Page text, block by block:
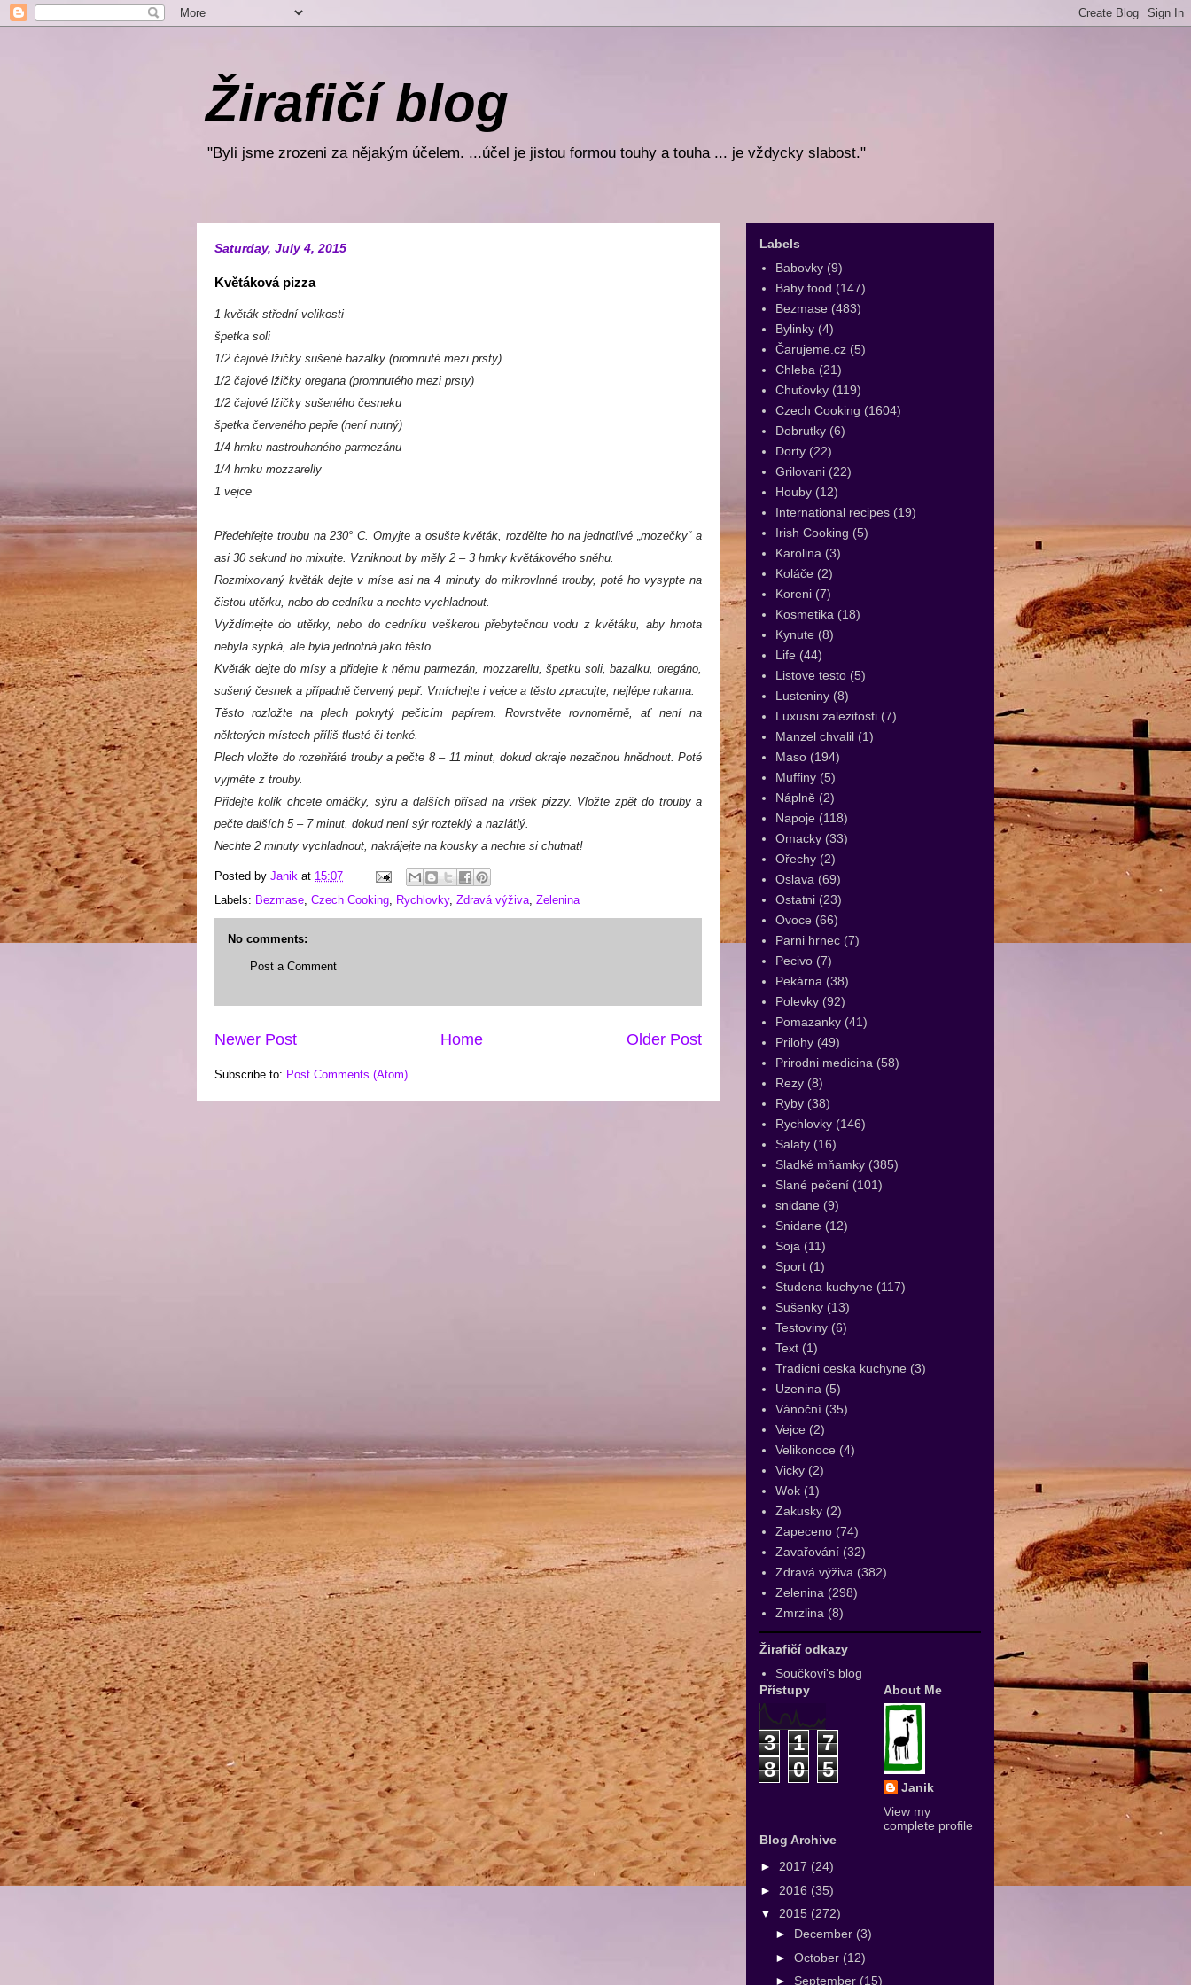
Žirafičí blog
"Byli jsme zrozeni za nějakým účelem. ...účel je jistou formou touhy a touha ... je vždycky slabost."
Saturday, July 4, 2015
Květáková pizza
1 květák střední velikosti
špetka soli
1/2 čajové lžičky sušené bazalky (promnuté mezi prsty)
1/2 čajové lžičky oregana (promnutého mezi prsty)
1/2 čajové lžičky sušeného česneku
špetka červeného pepře (není nutný)
1/4 hrnku nastrouhaného parmezánu
1/4 hrnku mozzarelly
1 vejce
Předehřejte troubu na 230° C. Omyjte a osušte květák, rozdělte ho na jednotlivé „mozečky“ a
asi 30 sekund ho mixujte. Vzniknout by měly 2 – 3 hrnky květákového sněhu.
Rozmixovaný květák dejte v míse asi na 4 minuty do mikrovlnné trouby, poté ho vysypte na
čistou utěrku, nebo do cedníku a nechte vychladnout.
Vyždímejte do utěrky, nebo do cedníku veškerou přebytečnou vodu z květáku, aby hmota
nebyla sypká, ale byla jednotná jako těsto.
Květák dejte do mísy a přidejte k němu parmezán, mozzarellu, špetku soli, bazalku, oregáno,
sušený česnek a případně červený pepř. Vmíchejte i vejce a těsto zpracujte, nejlépe rukama.
Těsto rozložte na plech pokrytý pečicím papírem. Rovrstvěte rovnoměrně, ať není na
některých místech příliš tlusté či tenké.
Plech vložte do rozehřáté trouby a pečte 8 – 11 minut, dokud okraje nezačnou hnědnout. Poté
vyjměte z trouby.
Přidejte kolik chcete omáčky, sýru a dalších přísad na vršek pizzy. Vložte zpět do trouby a
pečte dalších 5 – 7 minut, dokud není sýr rozteklý a nazlátlý.
Nechte 2 minuty vychladnout, nakrájejte na kousky a nechte si chutnat!
Posted by Janik at 15:07
Labels: Bezmase, Czech Cooking, Rychlovky, Zdravá výživa, Zelenina
No comments:
Post a Comment
Newer Post Older Post
Home
Subscribe to: Post Comments (Atom)
Labels
Babovky (9)
Baby food (147)
Bezmase (483)
Bylinky (4)
Čarujeme.cz (5)
Chleba (21)
Chuťovky (119)
Czech Cooking (1604)
Dobrutky (6)
Dorty (22)
Grilovani (22)
Houby (12)
International recipes (19)
Irish Cooking (5)
Karolina (3)
Koláče (2)
Koreni (7)
Kosmetika (18)
Kynute (8)
Life (44)
Listove testo (5)
Lusteniny (8)
Luxusni zalezitosti (7)
Manzel chvalil (1)
Maso (194)
Muffiny (5)
Náplně (2)
Napoje (118)
Omacky (33)
Ořechy (2)
Oslava (69)
Ostatni (23)
Ovoce (66)
Parni hrnec (7)
Pecivo (7)
Pekárna (38)
Polevky (92)
Pomazanky (41)
Prilohy (49)
Prirodni medicina (58)
Rezy (8)
Ryby (38)
Rychlovky (146)
Salaty (16)
Sladké mňamky (385)
Slané pečení (101)
snidane (9)
Snidane (12)
Soja (11)
Sport (1)
Studena kuchyne (117)
Sušenky (13)
Testoviny (6)
Text (1)
Tradicni ceska kuchyne (3)
Uzenina (5)
Vánoční (35)
Vejce (2)
Velikonoce (4)
Vicky (2)
Wok (1)
Zakusky (2)
Zapeceno (74)
Zavařování (32)
Zdravá výživa (382)
Zelenina (298)
Zmrzlina (8)
Žirafičí odkazy
Součkovi's blog
Přístupy
3 1
7
8
0 5
About Me
Janik
View my
complete profile
Blog Archive
► 2017 (24)
► 2016 (35)
▼ 2015 (272)
► December (3)
► October (12)
► September (15)